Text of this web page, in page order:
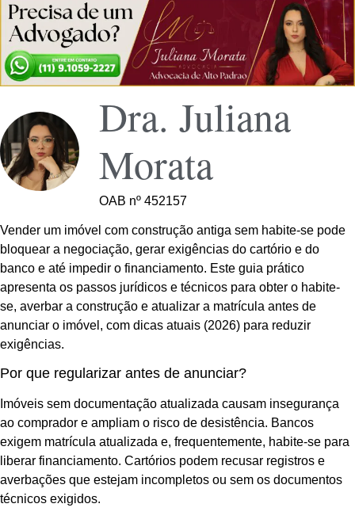
Dra. Juliana
Morata
OAB nº 452157
Vender um imóvel com construção antiga sem habite-se pode
bloquear a negociação, gerar exigências do cartório e do
banco e até impedir o financiamento. Este guia prático
apresenta os passos jurídicos e técnicos para obter o habite-
se, averbar a construção e atualizar a matrícula antes de
anunciar o imóvel, com dicas atuais (2026) para reduzir
exigências.
Por que regularizar antes de anunciar?
Imóveis sem documentação atualizada causam insegurança
ao comprador e ampliam o risco de desistência. Bancos
exigem matrícula atualizada e, frequentemente, habite-se para
liberar financiamento. Cartórios podem recusar registros e
averbações que estejam incompletos ou sem os documentos
técnicos exigidos.